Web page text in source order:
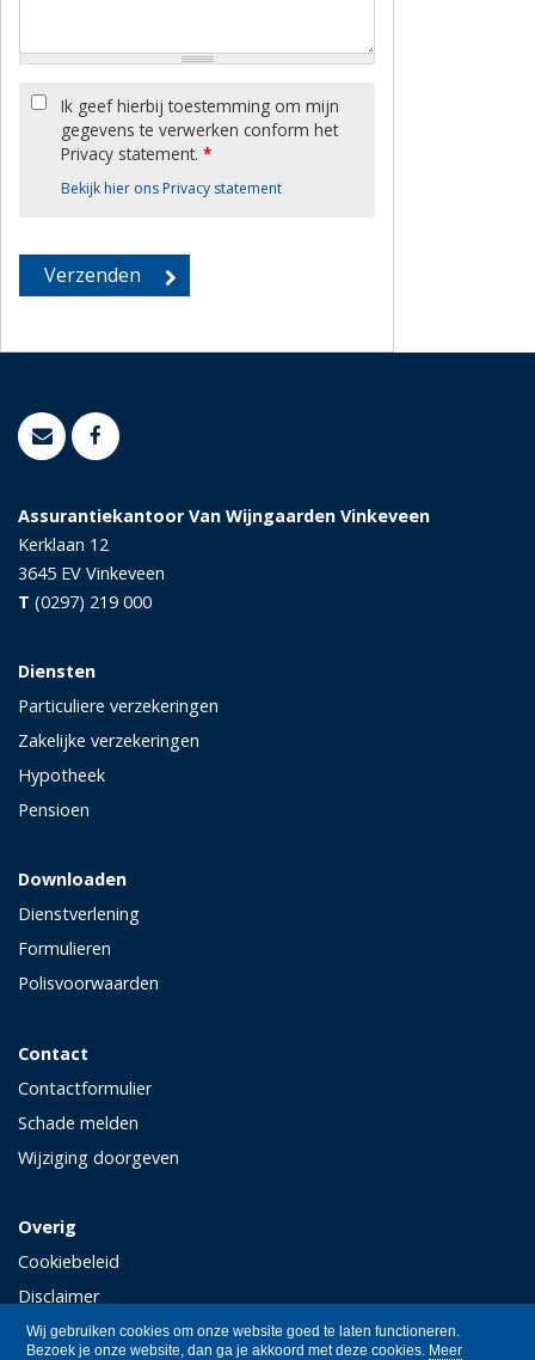
Wij gebruiken cookies om onze website goed te laten functioneren.
Bezoek je onze website, dan ga je akkoord met deze cookies. Meer
Ik geef hierbij toestemming om mijn
gegevens te verwerken conform het
Privacy statement. *
Bekijk hier ons Privacy statement
Assurantiekantoor Van Wijngaarden Vinkeveen
Kerklaan 12
3645 EV Vinkeveen
T (0297) 219 000
Diensten
Particuliere verzekeringen
Zakelijke verzekeringen
Hypotheek
Pensioen
Downloaden
Dienstverlening
Formulieren
Polisvoorwaarden
Contact
Contactformulier
Schade melden
Wijziging doorgeven
Overig
Cookiebeleid
Disclaimer
Privacy